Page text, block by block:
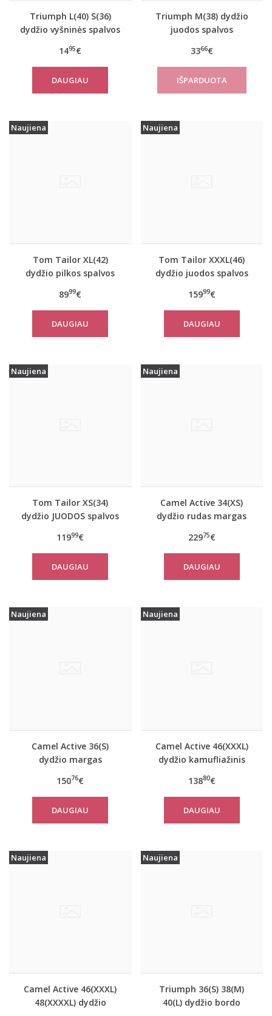
Triumph L(40) S(36)
dydžio vyšninės spalvos
EverNew SH01
1495€
DAUGIAU
Triumph M(38) dydžio
juodos spalvos
marškinėliai women
move FLOW Tank Top
3366€
Naujiena
Tom Tailor XL(42)
dydžio pilkos spalvos
paltas Tom Tailor
10367
8999€
DAUGIAU
Naujiena
Tom Tailor XXXL(46)
dydžio juodos spalvos
žiemai Tom Tailor
14482
15999€
DAUGIAU
Naujiena
Tom Tailor XS(34)
dydžio JUODOS spalvos
paltas Tom Tailor
29999
11999€
DAUGIAU
Naujiena
Camel Active 34(XS)
dydžio rudas margas
paltas 310050 6F32
22975€
DAUGIAU
Naujiena
Camel Active 36(S)
dydžio margas
paltas 310320 2501
15076€
DAUGIAU
Naujiena
Camel Active 46(XXXL)
dydžio kamufliažinis
310780
13880€
DAUGIAU
Naujiena
Camel Active 46(XXXL)
48(XXXXL) dydžio
Naujiena
Triumph 36(S) 38(M)
40(L) dydžio bordo